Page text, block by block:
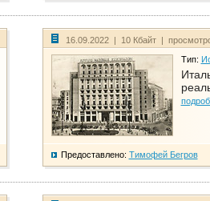
16.09.2022 | 10 Кбайт |
Тип:
Предоставлено: Тимофей Бегров